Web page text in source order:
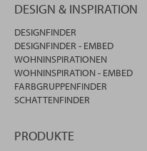
DESIGN & INSPIRATION
DESIGNFINDER
DESIGNFINDER - EMBED
WOHNINSPIRATIONEN
WOHNINSPIRATION - EMBED
FARBGRUPPENFINDER
SCHATTENFINDER
PRODUKTE